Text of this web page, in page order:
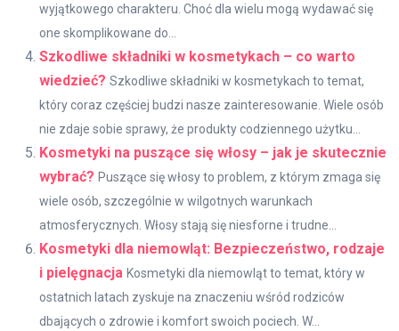
wyjątkowego charakteru. Choć dla wielu mogą wydawać się
one skomplikowane do...
Szkodliwe składniki w kosmetykach – co warto
wiedzieć? Szkodliwe składniki w kosmetykach to temat,
który coraz częściej budzi nasze zainteresowanie. Wiele osób
nie zdaje sobie sprawy, że produkty codziennego użytku...
Kosmetyki na puszące się włosy – jak je skutecznie
wybrać? Puszące się włosy to problem, z którym zmaga się
wiele osób, szczególnie w wilgotnych warunkach
atmosferycznych. Włosy stają się niesforne i trudne...
Kosmetyki dla niemowląt: Bezpieczeństwo, rodzaje
i pielęgnacja Kosmetyki dla niemowląt to temat, który w
ostatnich latach zyskuje na znaczeniu wśród rodziców
dbających o zdrowie i komfort swoich pociech. W...